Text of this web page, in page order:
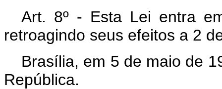
Art. 8º - Esta Lei entra
retroagindo seus efeitos a 2
Brasília, em 5 de maio de
República.